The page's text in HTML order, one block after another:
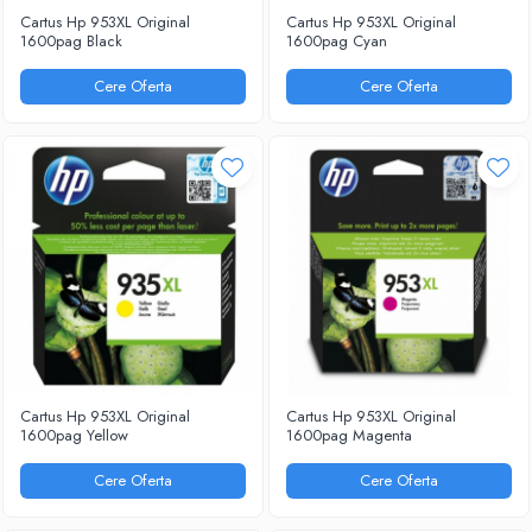
CALENDARE DE BIROU & PERETE
PRODUCTIE PUBLICITARA
PERSONALIZARI
CARTUSE
CARTUSE ORIGINALE (OEM)
CARTUSE COMPATIBILE
LAPTOP-URI
IMPRIMANTE SI COPIATOARE
DESKTOP-URI
ACCESORII PC & LAPTOP
IGIENA & CURATENIE
ECOLAB
SAPUNURI & DEZINFECTANTI
Cartus Hp 953XL Original
1600pag Black
Cere Oferta
Cartus Hp 953XL Original
1600pag Cyan
Cere Oferta
Cartus Hp 953XL Original
1600pag Yellow
Cere Oferta
Cartus Hp 953XL Original
1600pag Magenta
Cere Oferta